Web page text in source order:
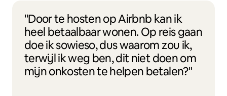
"Door te hosten op Airbnb kan ik
heel betaalbaar wonen. Op reis gaan
doe ik sowieso, dus waarom zou ik,
terwijl ik weg ben, dit niet doen om
mijn onkosten te helpen betalen?"